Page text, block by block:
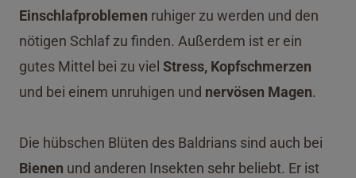
Einschlafproblemen ruhiger zu werden und den
nötigen Schlaf zu finden. Außerdem ist er ein
gutes Mittel bei zu viel Stress, Kopfschmerzen
und bei einem unruhigen und nervösen Magen.
Die hübschen Blüten des Baldrians sind auch bei
Bienen und anderen Insekten sehr beliebt. Er ist